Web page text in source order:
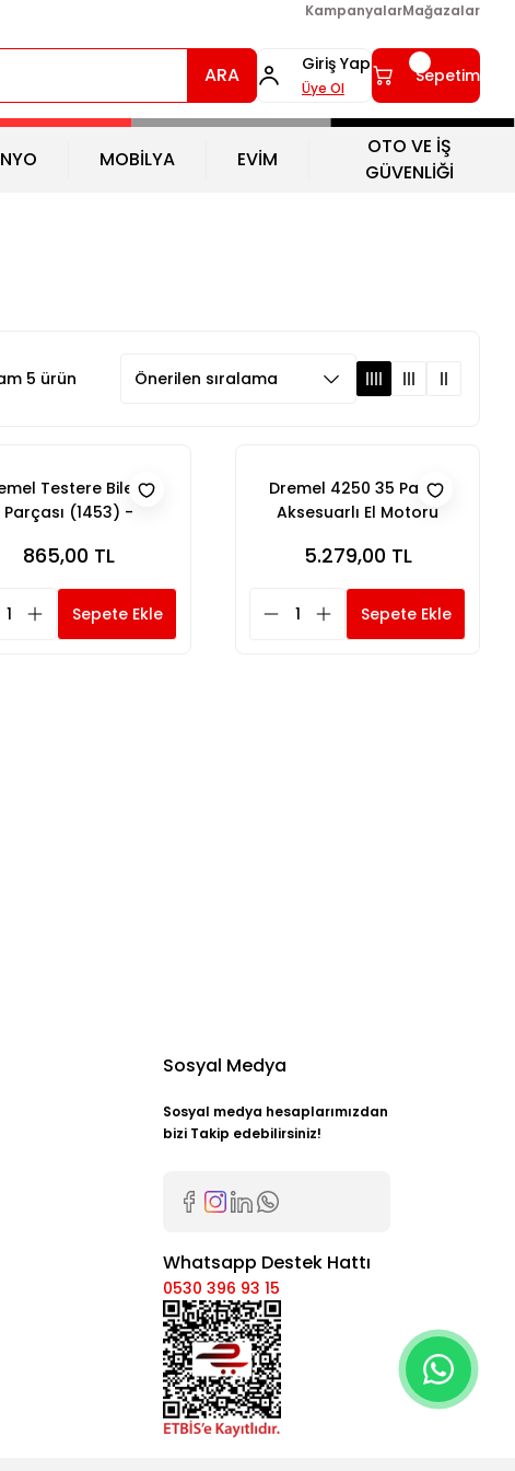
KampanyalarMağazalar
ARA Giriş Yap
Üye Ol
Sepetim
MOBİLYA EVİM
OTO VE İŞ
GÜVENLİĞİ
5 ürün
Testere Bileme
Parçası (1453) -
865,00 TL
Sepete Ekle
Dremel 4250 35 Parça
Aksesuarlı El Motoru
5.279,00 TL
Sepete Ekle
Sosyal Medya
Sosyal medya hesaplarımızdan
bizi Takip edebilirsiniz!
Whatsapp Destek Hattı
0530 396 93 15